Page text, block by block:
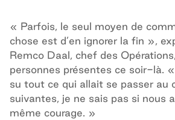
« Parfois, le seul moyen de
chose est d’en ignorer la fin »,
Remco Daal, chef des
personnes présentes ce soir-là.
su tout ce qui allait se passer au
suivantes, je ne sais pas si nous
même courage. »